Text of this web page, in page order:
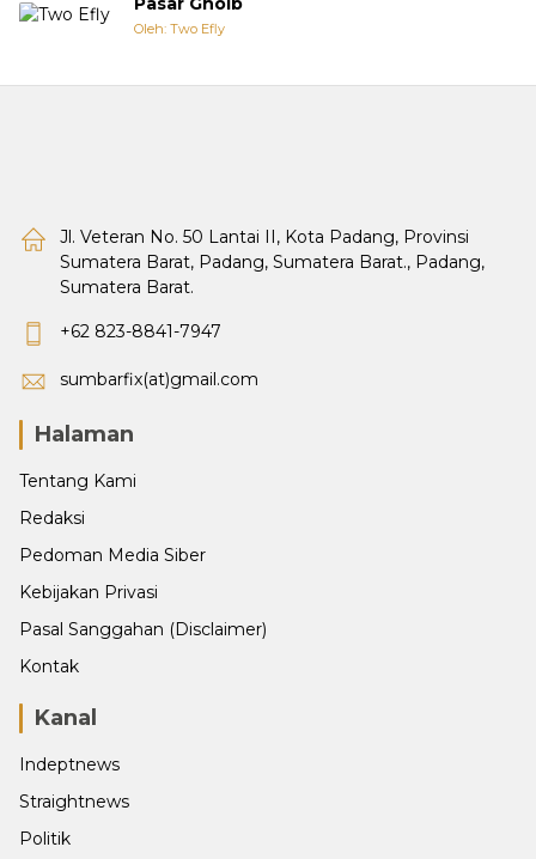
Oleh: Two Efly
Jl. Veteran No. 50 Lantai II, Kota Padang, Provinsi
Sumatera Barat, Padang, Sumatera Barat., Padang,
Sumatera Barat.
+62 823-8841-7947
sumbarfix(at)gmail.com
Halaman
Tentang Kami
Redaksi
Pedoman Media Siber
Kebijakan Privasi
Pasal Sanggahan (Disclaimer)
Kontak
Kanal
Indeptnews
Straightnews
Politik